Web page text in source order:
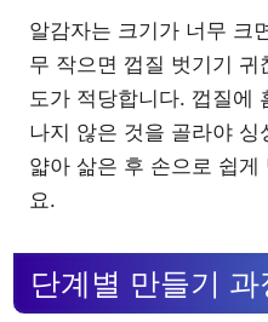
알감자는 크기가 너무 크
무 작으면 껍질 벗기기
도가 적당합니다. 껍질에
나지 않은 것을 골라야 싱
얇아 삶은 후 손으로 쉽게
요.
단계별 만들기 과